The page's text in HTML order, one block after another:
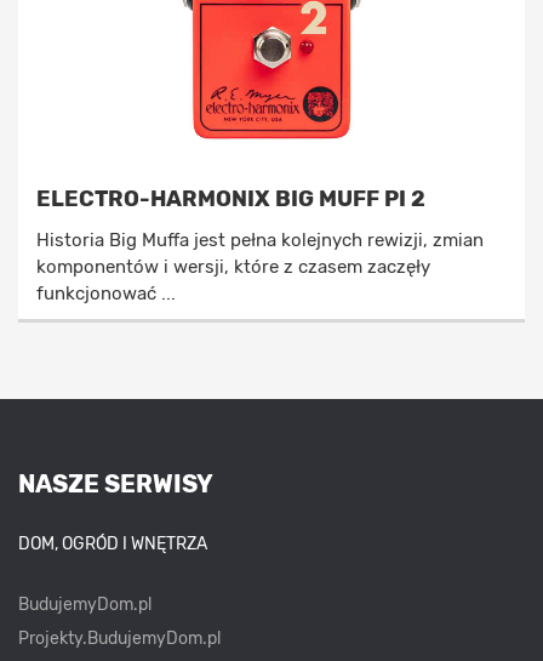
ELECTRO-HARMONIX BIG MUFF PI 2
Historia Big Muffa jest pełna kolejnych rewizji, zmian
komponentów i wersji, które z czasem zaczęły
funkcjonować ...
NASZE SERWISY
DOM, OGRÓD I WNĘTRZA
BudujemyDom.pl
Projekty.BudujemyDom.pl